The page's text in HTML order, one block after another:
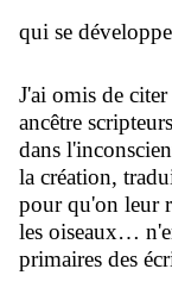
qui se
J'ai omis de
ancêtre
dans
la création,
pour qu'on leur
les oiseaux…
primaires des